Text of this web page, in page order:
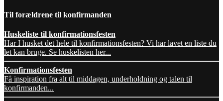
Til forældrene til konfirmanden
Huskeliste til konfirmationsfesten
Har I husket det hele til konfirmationsfesten? Vi har lavet en liste du
let kan bruge. Se huskelisten her...
Konfirmationsfesten
Få inspiration fra alt til middagen, underholdning og talen til
konfirmanden...